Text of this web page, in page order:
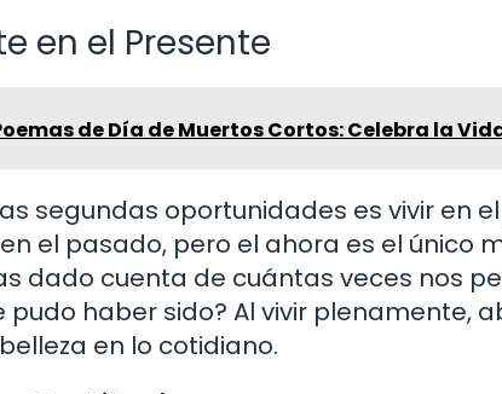
en el Presente
de Día de Muertos Cortos: Celebra la
segundas oportunidades es vivir en
el pasado, pero el ahora es el único
dado cuenta de cuántas veces nos
haber sido? Al vivir plenamente,
en lo cotidiano.